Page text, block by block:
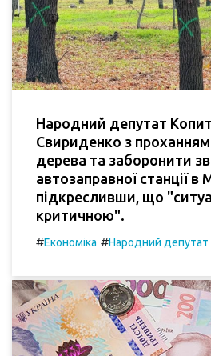
Народний депутат
Свириденко з
дерева та заборонити
автозаправної станції в
підкресливши, що
критичною".
#Економіка #Народний депутат